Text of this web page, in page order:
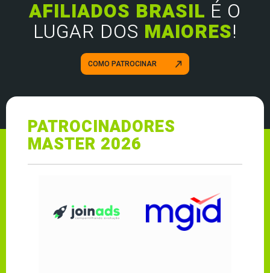
AFILIADOS BRASIL É O
LUGAR DOS MAIORES!
COMO PATROCINAR
PATROCINADORES
MASTER 2026